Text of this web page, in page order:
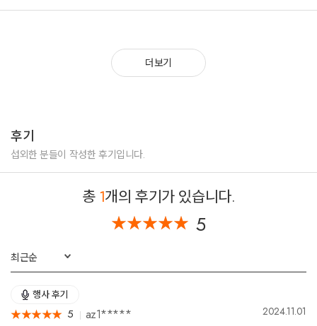
게임기업 넥슨 사내 소통 레크리에이션 MC
하나은행 지역본부 기업 레크리에이션 MC
신라면세점 사내 힐링DAY 레크리에이션 MC
LG 유플러스 패밀리데이 레크리에이션 MC
-------------------------------------------------------------------
*****지역축제 무대행사 MC
보건복지부 생명나눔 동행 콘서트 진행 MC
인천시 가을문화제 작은음악회 진행 MC
인천시 봄을드림 문화제 진행 MC
인천시 청소년진로박람회 진행 MC
익산시 나눔축제 진행 MC
산림청 국립수목원 우리산림축제 진행 MC
더보기
후기
섭외한 분들이 작성한 후기입니다.
총 1개의 후기가 있습니다.
★★★★★
★★★★★ 5
최근순
행사 후기
★★★★★
★★★★★ 5 az1***** 2024.11.01